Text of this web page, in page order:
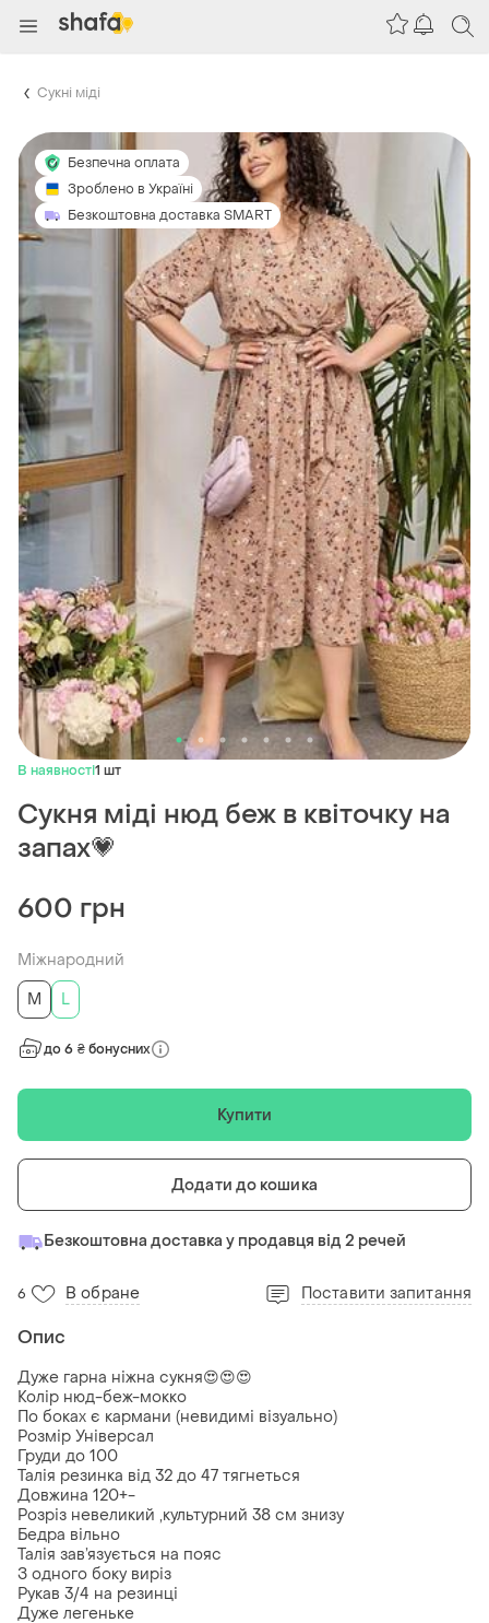
Сукні міді
Безпечна оплата
Зроблено в Україні
Безкоштовна доставка SMART
В наявності1 шт
Сукня міді нюд беж в квіточку на
запах💗
600 грн
Міжнародний
M
L
до 6 ₴ бонусних
Купити
Додати до кошика
Безкоштовна доставка у продавця від 2 речей
6 В обране Поставити запитання
Опис
Дуже гарна ніжна сукня😍😍😍
Колір нюд-беж-мокко
По боках є кармани (невидимі візуально)
Розмір Універсал
Груди до 100
Талія резинка від 32 до 47 тягнеться
Довжина 120+-
Розріз невеликий ,культурний 38 см знизу
Бедра вільно
Талія зав’язується на пояс
З одного боку виріз
Рукав 3/4 на резинці
Дуже легеньке